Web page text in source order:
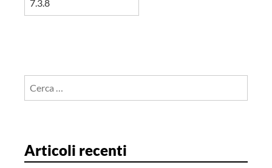
Articoli recenti